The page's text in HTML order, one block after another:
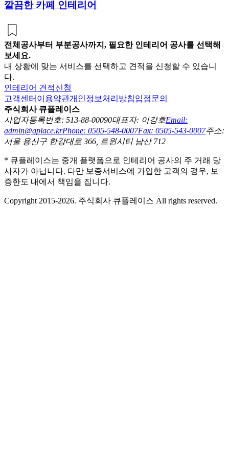
깔끔한 카페 인테리어
전체공사부터 부분공사까지, 필요한 인테리어 공사를 선택해
보세요.
내 상황에 맞는 서비스를 선택하고 견적을 신청할 수 있습니
다.
인테리어 견적신청
고객센터 이용약관개인정보처리방침입점문의
주식회사 큐플레이스
사업자등록번호: 513-88-00090대표자: 이강호Email:
admin@qplace.krPhone: 0505-548-0007Fax: 0505-543-0007주소:
서울 용산구 한강대로 366, 트윈시티 남산 712
* 큐플레이스는 중개 플랫폼으로 인테리어 공사의 주 거래 당
사자가 아닙니다. 다만 보증서비스에 가입한 고객의 경우, 보
증한도 내에서 책임을 집니다.
Copyright 2015-2026. 주식회사 큐플레이스 All rights reserved.